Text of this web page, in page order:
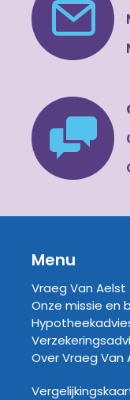
Menu
Vraeg Van
Onze missie en
Over Vraeg Van